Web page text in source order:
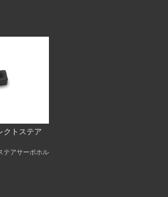
クトステア
テアサーボホル